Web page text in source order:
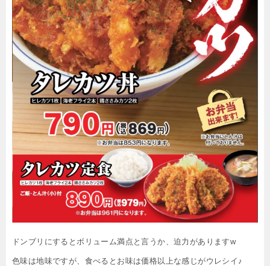
ドンブリにするとボリューム満点と言うか、迫力がありますw
色味は地味ですが、食べるとお味は価格以上な感じがウレシイ♪